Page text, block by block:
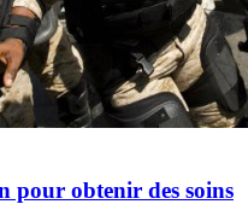
pour obtenir des soins